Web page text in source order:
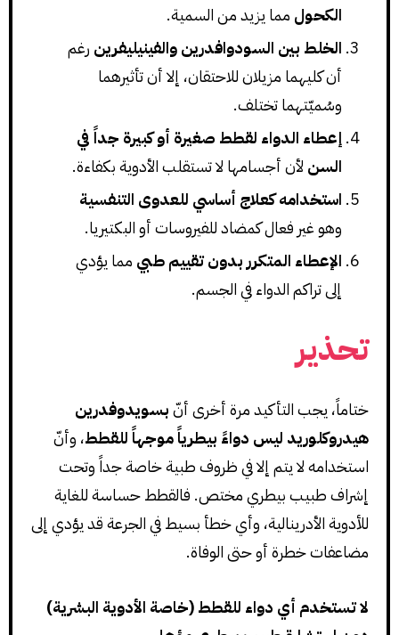
الكحول مما يزيد من السمية.
الخلط بين السودوافدرين والفينيليفرين رغم
أن كليهما مزيلان للاحتقان، إلا أن تأثيرهما
وسُميّتهما تختلف.
إعطاء الدواء لقطط صغيرة أو كبيرة جداً في
السن لأن أجسامها لا تستقلب الأدوية بكفاءة.
استخدامه كعلاج أساسي للعدوى التنفسية
وهو غير فعال كمضاد للفيروسات أو البكتيريا.
الإعطاء المتكرر بدون تقييم طبي مما يؤدي
إلى تراكم الدواء في الجسم.
تحذير
ختاماً، يجب التأكيد مرة أخرى أنّبسويدوفدرين
هيدروكلوريد ليس دواءً بيطرياً موجهاً للقطط، وأنّ
استخدامه لا يتم إلا في ظروف طبية خاصة جداً وتحت
إشراف طبيب بيطري مختص. فالقطط حساسة للغاية
للأدوية الأدرينالية، وأي خطأ بسيط في الجرعة قد يؤدي إلى
مضاعفات خطرة أو حتى الوفاة.
لا تستخدم أي دواء للقطط (خاصة الأدوية البشرية)